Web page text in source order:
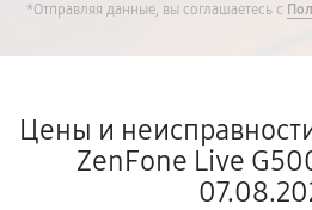
*Отправляя данные, вы соглашаетесь с
Цены и
ZenFone Live